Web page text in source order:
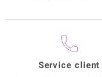
Service client